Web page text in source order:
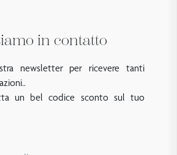
in contatto
newsletter per ricevere tanti
un bel codice sconto sul tuo